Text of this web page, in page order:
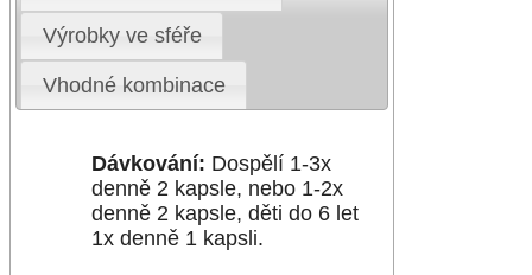
Výrobky ve sféře
Vhodné kombinace
Dávkování: Dospělí 1-3x
denně 2 kapsle, nebo 1-2x
denně 2 kapsle, děti do 6 let
1x denně 1 kapsli.